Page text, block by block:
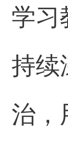
学习
持续
治，